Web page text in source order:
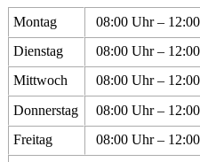
Montag 08:00 Uhr –
Dienstag
08:00 Uhr –
Mittwoch
08:00 Uhr –
Donnerstag
08:00 Uhr –
Freitag
08:00 Uhr –